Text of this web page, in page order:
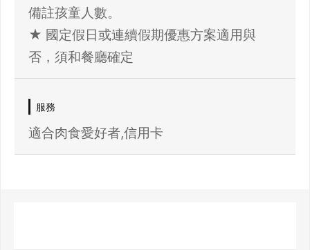
備註孩童人數。
★ 國定假日或連續假期優惠方案適用與
否，須和餐廳確定
服務
適合肉食愛好者,信用卡